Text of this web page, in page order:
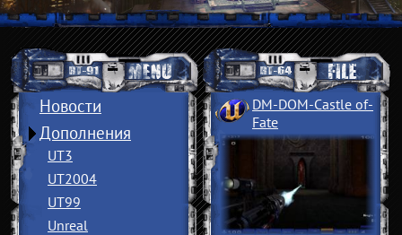
Новости
Дополнения
UT3
UT2004
UT99
Unreal
DM-DOM-Castle of­
Fate